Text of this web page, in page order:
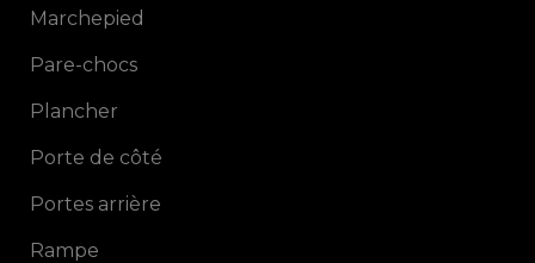
Marchepied
Pare-chocs
Plancher
Porte de côté
Portes arrière
Rampe